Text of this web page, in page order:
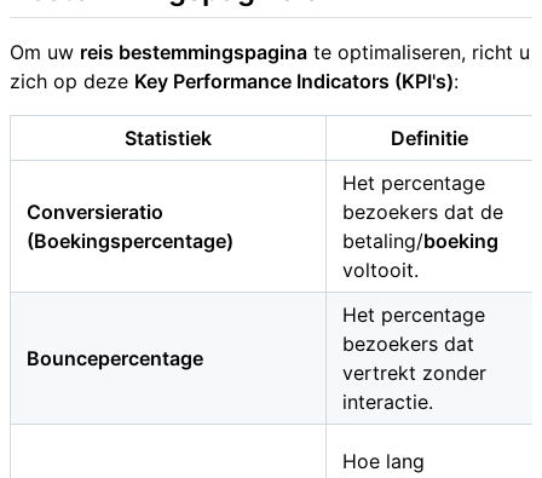
Om uw reis bestemmingspagina te optimaliseren, richt u
zich op deze Key Performance Indicators (KPI's):
Statistiek Definitie
Conversieratio
(Boekingspercentage)
Het percentage
bezoekers dat de
betaling/boeking
voltooit.
Bouncepercentage
Het percentage
bezoekers dat
vertrekt zonder
interactie.
Hoe lang